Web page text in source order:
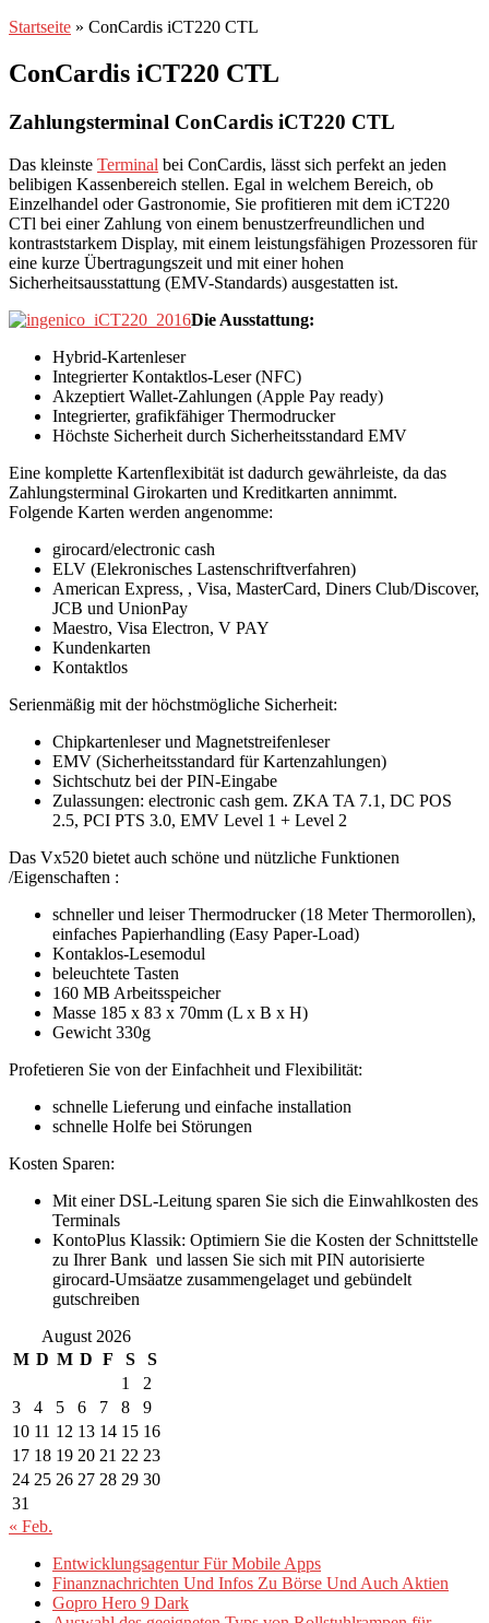
Startseite » ConCardis iCT220 CTL
ConCardis iCT220 CTL
Zahlungsterminal ConCardis iCT220 CTL
Das kleinste Terminal bei ConCardis, lässt sich perfekt an jeden
belibigen Kassenbereich stellen. Egal in welchem Bereich, ob
Einzelhandel oder Gastronomie, Sie profitieren mit dem iCT220
CTl bei einer Zahlung von einem benustzerfreundlichen und
kontraststarkem Display, mit einem leistungsfähigen Prozessoren für
eine kurze Übertragungszeit und mit einer hohen
Sicherheitsausstattung (EMV-Standards) ausgestatten ist.
Die Ausstattung:
Hybrid-Kartenleser
Integrierter Kontaktlos-Leser (NFC)
Akzeptiert Wallet-Zahlungen (Apple Pay ready)
Integrierter, grafikfähiger Thermodrucker
Höchste Sicherheit durch Sicherheitsstandard EMV
Eine komplette Kartenflexibität ist dadurch gewährleiste, da das
Zahlungsterminal Girokarten und Kreditkarten annimmt.
Folgende Karten werden angenomme:
girocard/electronic cash
ELV (Elekronisches Lastenschriftverfahren)
American Express, , Visa, MasterCard, Diners Club/Discover,
JCB und UnionPay
Maestro, Visa Electron, V PAY
Kundenkarten
Kontaktlos
Serienmäßig mit der höchstmögliche Sicherheit:
Chipkartenleser und Magnetstreifenleser
EMV (Sicherheitsstandard für Kartenzahlungen)
Sichtschutz bei der PIN-Eingabe
Zulassungen: electronic cash gem. ZKA TA 7.1, DC POS
2.5, PCI PTS 3.0, EMV Level 1 + Level 2
Das Vx520 bietet auch schöne und nützliche Funktionen
/Eigenschaften :
schneller und leiser Thermodrucker (18 Meter Thermorollen),
einfaches Papierhandling (Easy Paper-Load)
Kontaklos-Lesemodul
beleuchtete Tasten
160 MB Arbeitsspeicher
Masse 185 x 83 x 70mm (L x B x H)
Gewicht 330g
Profetieren Sie von der Einfachheit und Flexibilität:
schnelle Lieferung und einfache installation
schnelle Holfe bei Störungen
Kosten Sparen:
Mit einer DSL-Leitung sparen Sie sich die Einwahlkosten des
Terminals
KontoPlus Klassik: Optimiern Sie die Kosten der Schnittstelle
zu Ihrer Bank und lassen Sie sich mit PIN autorisierte
girocard-Umsäatze zusammengelaget und gebündelt
gutschreiben
August 2026
M D M D F S
S
1
2
3
4 5 6 7 8
9
10 11 12 13 14 15 16
17 18 19 20 21 22 23
24 25 26 27 28 29 30
31
« Feb.
Entwicklungsagentur Für Mobile Apps
Finanznachrichten Und Infos Zu Börse Und Auch Aktien
Gopro Hero 9 Dark